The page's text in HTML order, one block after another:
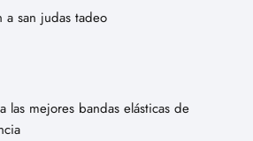
a san judas tadeo
las mejores bandas elásticas de